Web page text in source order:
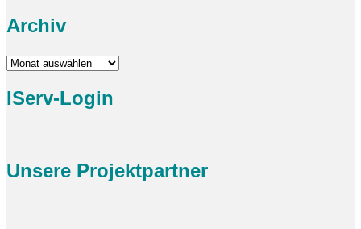
Archiv
Archiv
IServ-Login
Unsere Projektpartner